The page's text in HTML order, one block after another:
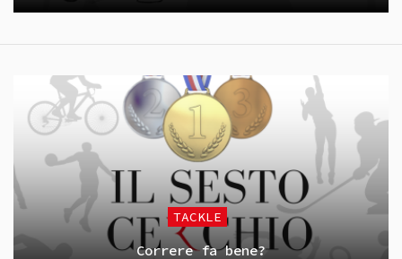
TACKLE
Correre fa bene?